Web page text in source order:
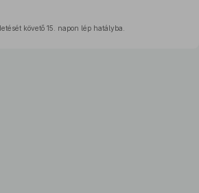
követő 15. napon lép hatályba.